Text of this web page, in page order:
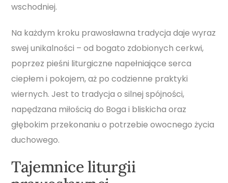
wschodniej.
Na każdym kroku prawosławna tradycja daje wyraz
swej unikalności – od bogato zdobionych cerkwi,
poprzez pieśni liturgiczne napełniające serca
ciepłem i pokojem, aż po codzienne praktyki
wiernych. Jest to tradycja o silnej spójności,
napędzana miłością do Boga i bliskicha oraz
głębokim przekonaniu o potrzebie owocnego życia
duchowego.
Tajemnice liturgii